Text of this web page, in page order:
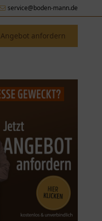
service@boden-mann.de
Angebot anfordern